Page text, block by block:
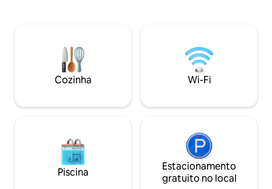
no verão, o terraço de pedra natural vai
convidá-lo a ficar do lado de fora e olhar
para o vale ou contemplar as estrelas
entre 35 e 45
Montana,
Cozinha Wi-Fi
Piscina
Estacionamento
gratuito no local